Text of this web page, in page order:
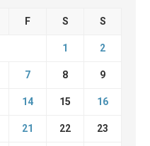
F S S
1 2
7 8 9
14 15 16
21 22 23